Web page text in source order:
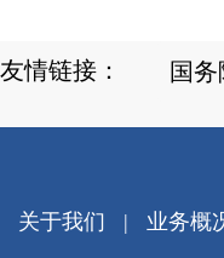
友情链接：
关于我们 | 业务概